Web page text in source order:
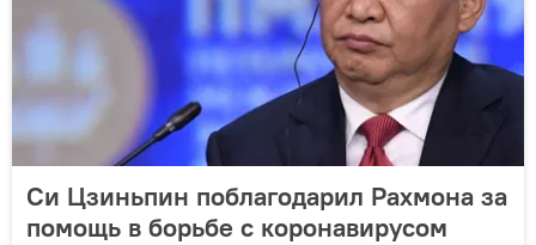
Си Цзиньпин поблагодарил Рахмона за
помощь в борьбе с коронавирусом